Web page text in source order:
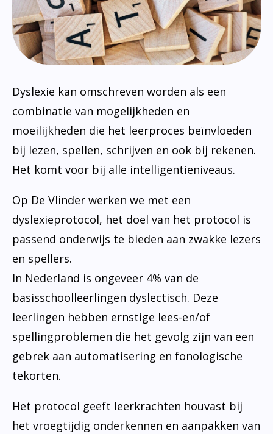
Cultuureducatie
Rijke leeromgeving
Voortgezet Onderwijs
Zorgbeleidsplan
Dyslexie
Jeugdverpleegkundige
Logopedie
Transparantie
Bibliotheek op school
Verlof
Dyslexie kan omschreven worden als een
combinatie van mogelijkheden en
moeilijkheden die het leerproces beïnvloeden
bij lezen, spellen, schrijven en ook bij rekenen.
Het komt voor bij alle intelligentieniveaus.
Op De Vlinder werken we met een
dyslexieprotocol, het doel van het protocol is
passend onderwijs te bieden aan zwakke lezers
en spellers.
In Nederland is ongeveer 4% van de
basisschoolleerlingen dyslectisch. Deze
leerlingen hebben ernstige lees-en/of
spellingproblemen die het gevolg zijn van een
gebrek aan automatisering en fonologische
tekorten.
Het protocol geeft leerkrachten houvast bij
het vroegtijdig onderkennen en aanpakken van